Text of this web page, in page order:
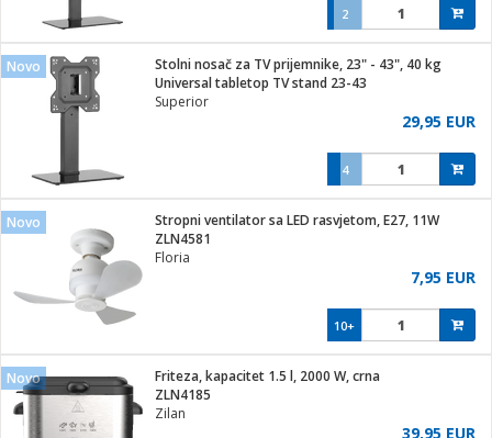
2
Novo
Stolni nosač za TV prijemnike, 23" - 43", 40 kg
Universal tabletop TV stand 23-43
Superior
29,95 EUR
4
Novo
Stropni ventilator sa LED rasvjetom, E27, 11W
ZLN4581
Floria
7,95 EUR
10+
Novo
Friteza, kapacitet 1.5 l, 2000 W, crna
ZLN4185
Zilan
39,95 EUR